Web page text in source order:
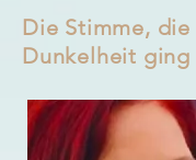
Die Stimme,
Dunkelheit ging